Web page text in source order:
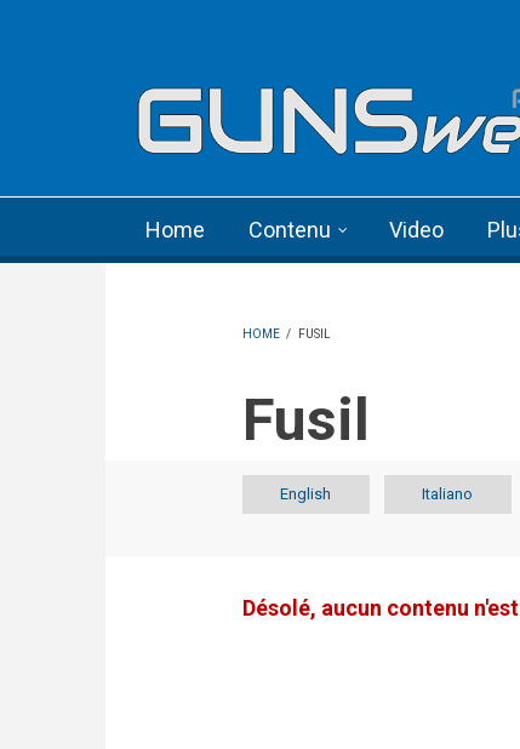
Home Contenu Video
HOME / FUSIL
Fusil
English Italiano
Désolé, aucun contenu